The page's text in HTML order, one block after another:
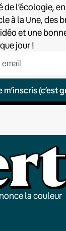
de l’écologie,
à la Une, des
et une
jour !
m’inscris (c’est
la couleur